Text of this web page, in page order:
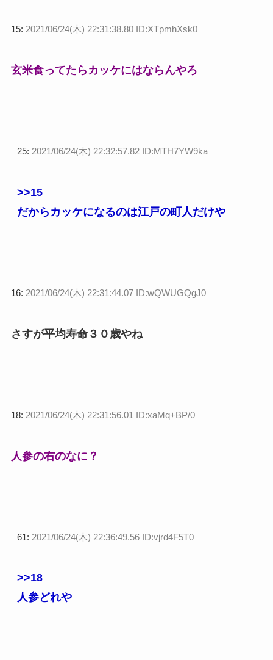
15: 2021/06/24(木) 22:31:38.80 ID:XTpmhXsk0
玄米食ってたらカッケにはならんやろ
25: 2021/06/24(木) 22:32:57.82 ID:MTH7YW9ka
>>15
だからカッケになるのは江戸の町人だけや
16: 2021/06/24(木) 22:31:44.07 ID:wQWUGQgJ0
さすが平均寿命３０歳やね
18: 2021/06/24(木) 22:31:56.01 ID:xaMq+BP/0
人参の右のなに？
61: 2021/06/24(木) 22:36:49.56 ID:vjrd4F5T0
>>18
人参どれや